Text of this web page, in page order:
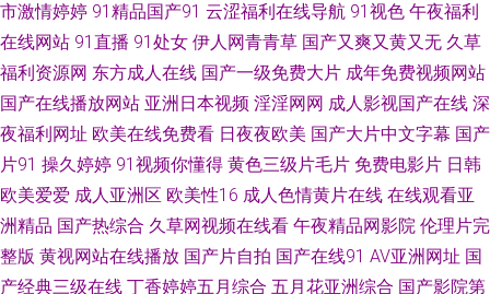
久久伊人 人人操很很干 日本不卡毛片五 欧美A片色图 毛片在线网 九九打炮
久草视频资源福利网 国内视频自拍99re 九一白虎 久久精品国产婷婷久久 黄
色链接 国产精品一区不卡 东方AV在线直播 成人电影Av网站 av91传媒 91午
夜福利影视 TS黑料吃瓜一区二区 超碰97自拍 成人PH免费看片入口 大香蕉老
司机大香蕉 爱豆网站免费观看视频 91综合色图 91视频自 91秒拍视频福利
市激情婷婷 91精品国产91 云涩福利在线导航 91视色 午夜福利
在线网站 91直播 91处女 伊人网青青草 国产又爽又黄又无 久草
福利资源网 东方成人在线 国产一级免费大片 成年免费视频网站
国产在线播放网站 亚洲日本视频 淫淫网网 成人影视国产在线 深
夜福利网址 欧美在线免费看 日夜夜欧美 国产大片中文字幕 国产
片91 操久婷婷 91视频你懂得 黄色三级片毛片 免费电影片 日韩
欧美爱爱 成人亚洲区 欧美性16 成人色情黄片在线 在线观看亚
洲精品 国产热综合 久草网视频在线看 午夜精品网影院 伦理片完
整版 黄视网站在线播放 国产片自拍 国产在线91 AV亚洲网址 国
产经典三级在线 丁香婷婷五月综合 五月花亚洲综合 国产影院第